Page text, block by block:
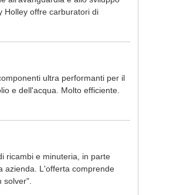
Holley offre carburatori di
ultra performanti per il
e dell'acqua. Molto efficiente.
ricambi e minuteria, in parte
azienda. L'offerta comprende
solver".